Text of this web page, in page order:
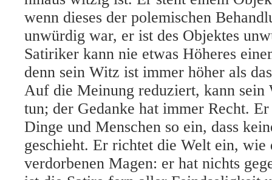
wenn dieses der polemischen
unwürdig war, er ist des Objektes
Satiriker kann nie etwas Höheres
denn sein Witz ist immer höher als
Auf die Meinung reduziert, kann sein
tun; der Gedanke hat immer Recht.
Dinge und Menschen so ein, dass
geschieht. Er richtet die Welt ein, wie
verdorbenen Magen: er hat nichts